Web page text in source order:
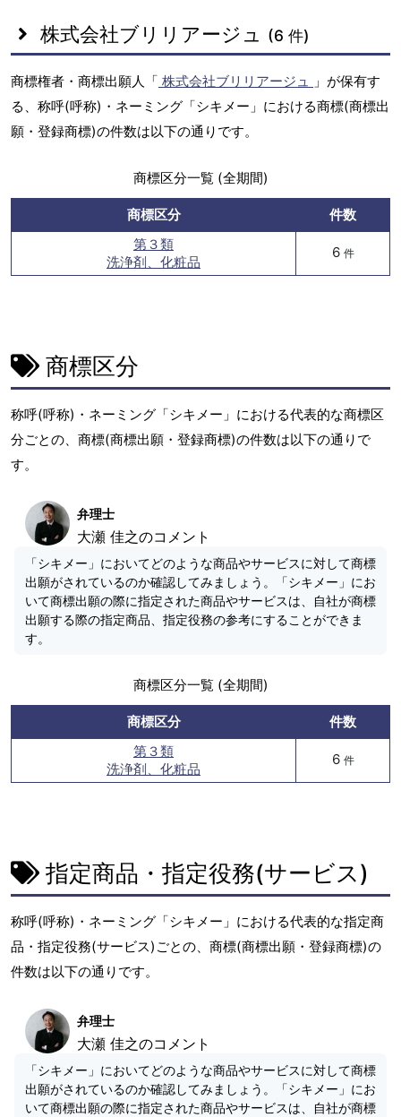
株式会社ブリリアージュ (6 件)
商標権者・商標出願人「 株式会社ブリリアージュ
」が保有す
る、称呼(呼称)・ネーミング「シキメー」における商標(商標出
願・登録商標)の件数は以下の通りです。
商標区分一覧 (全期間)
商標区分
件数
第３類
洗浄剤、化粧品
6 件
商標区分
称呼(呼称)・ネーミング「シキメー」における代表的な商標区
分ごとの、商標(商標出願・登録商標)の件数は以下の通りで
す。
弁理士
大瀬 佳之のコメント
「シキメー」においてどのような商品やサービスに対して商標
出願がされているのか確認してみましょう。「シキメー」にお
いて商標出願の際に指定された商品やサービスは、自社が商標
出願する際の指定商品、指定役務の参考にすることができま
す。
商標区分一覧 (全期間)
商標区分
件数
第３類
洗浄剤、化粧品
6 件
指定商品・指定役務(サービス)
称呼(呼称)・ネーミング「シキメー」における代表的な指定商
品・指定役務(サービス)ごとの、商標(商標出願・登録商標)の
件数は以下の通りです。
弁理士
大瀬 佳之のコメント
「シキメー」においてどのような商品やサービスに対して商標
出願がされているのか確認してみましょう。「シキメー」にお
いて商標出願の際に指定された商品やサービスは、自社が商標